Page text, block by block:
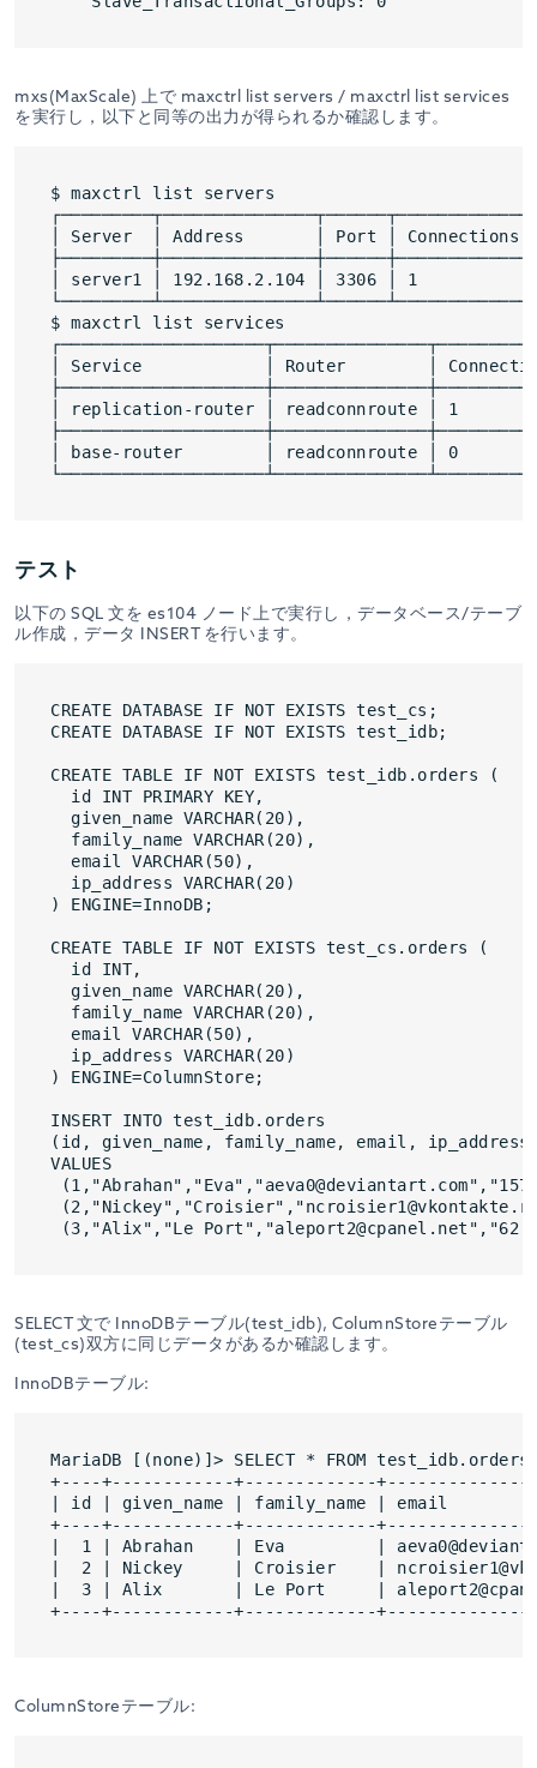
mxs(MaxScale) 上で maxctrl list servers / maxctrl list services
を実行し，以下と同等の出力が得られるか確認します。
$ maxctrl list servers
│ Server  │ Address       │ Port │
│ server1 │ 192.168.2.104 │ 3306 │ 1
$ maxctrl list services
│ Service            │ Router        │
│ replication-router │ readconnroute │ 1
│ base-router        │ readconnroute │ 0
テスト
以下の SQL 文を es104 ノード上で実行し，データベース/テーブ
ル作成，データ INSERT を行います。
CREATE DATABASE IF NOT EXISTS test_cs;
CREATE DATABASE IF NOT EXISTS test_idb;
CREATE TABLE IF NOT EXISTS test_idb.orders (
  id INT PRIMARY KEY,
  given_name VARCHAR(20),
  family_name VARCHAR(20),
  email VARCHAR(50),
  ip_address VARCHAR(20)
) ENGINE=InnoDB;
CREATE TABLE IF NOT EXISTS test_cs.orders (
  id INT,
  given_name VARCHAR(20),
  family_name VARCHAR(20),
  email VARCHAR(50),
  ip_address VARCHAR(20)
) ENGINE=ColumnStore;
INSERT INTO test_idb.orders
(id, given_name, family_name, email,
VALUES
SELECT 文で InnoDBテーブル(test_idb), ColumnStoreテーブル
(test_cs)双方に同じデータがあるか確認します。
InnoDBテーブル:
MariaDB [(none)]> SELECT * FROM
+----+------------+-------------
| id | given_name | family_name | email
+----+------------+-------------
|  1 | Abrahan    | Eva         |
|  2 | Nickey     | Croisier    |
|  3 | Alix       | Le Port     |
ColumnStoreテーブル: